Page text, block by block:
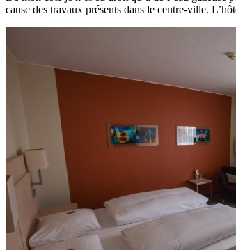
cause des travaux présents dans le centre-ville.